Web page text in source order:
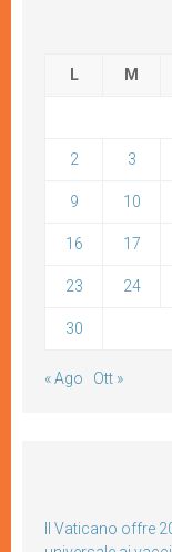
L M
2 3
9 10
16 17
23 24
30
« Ago Ott »
Il Vaticano offre